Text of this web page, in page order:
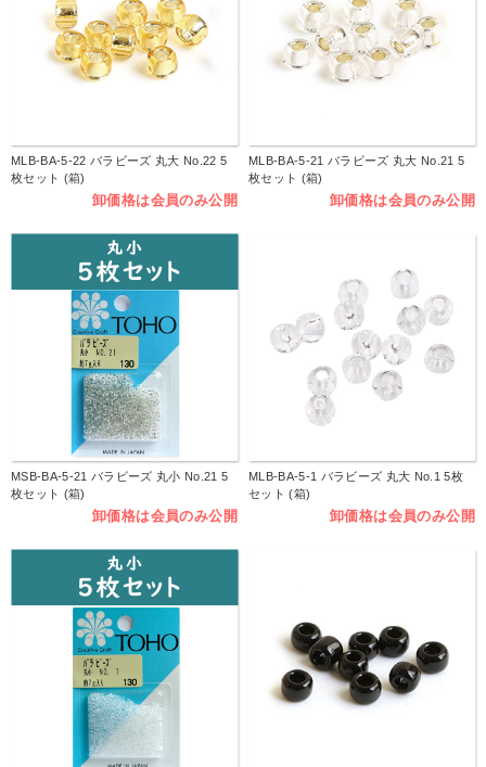
MLB-BA-5-22 バラビーズ 丸大 No.22 5
枚セット (箱)
卸価格は会員のみ公開
MLB-BA-5-21 バラビーズ 丸大 No.21 5
枚セット (箱)
卸価格は会員のみ公開
MSB-BA-5-21 バラビーズ 丸小 No.21 5
枚セット (箱)
卸価格は会員のみ公開
MLB-BA-5-1 バラビーズ 丸大 No.1 5枚
セット (箱)
卸価格は会員のみ公開